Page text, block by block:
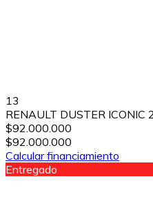
13
RENAULT DUSTER ICONIC
$92.000.000
$92.000.000
Calcular financiamiento
Entregado